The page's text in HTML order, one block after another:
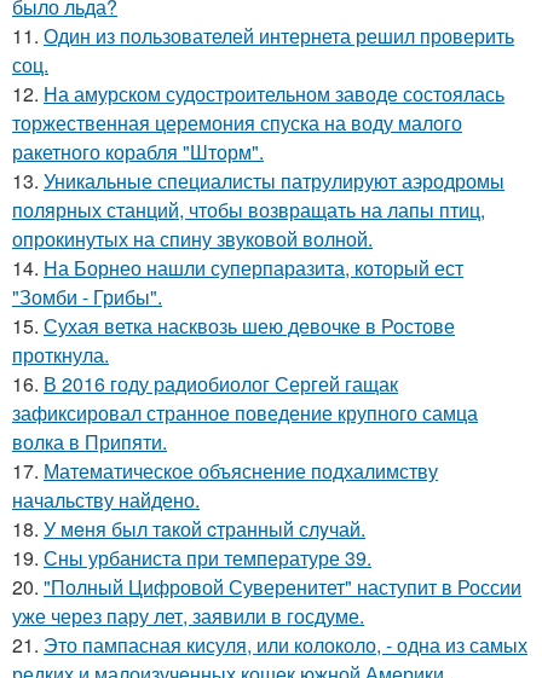
было льда?
11. Один из пользователей интернета решил проверить
соц.
12. На амурском судостроительном заводе состоялась
торжественная церемония спуска на воду малого
ракетного корабля "Шторм".
13. Уникальные специалисты патрулируют аэродромы
полярных станций, чтобы возвращать на лапы птиц,
опрокинутых на спину звуковой волной.
14. На Борнео нашли суперпаразита, который ест
"Зомби - Грибы".
15. Сухая ветка насквозь шею девочке в Ростове
проткнула.
16. В 2016 году радиобиолог Сергей гащак
зафиксировал странное поведение крупного самца
волка в Припяти.
17. Математическое объяснение подхалимству
начальству найдено.
18. У мeня был тaкой cтранный слyчай.
19. Сны урбаниста при температуре 39.
20. "Полный Цифровой Суверенитет" наступит в России
уже через пару лет, заявили в госдуме.
21. Это пампасная кисуля, или колоколо, - одна из самых